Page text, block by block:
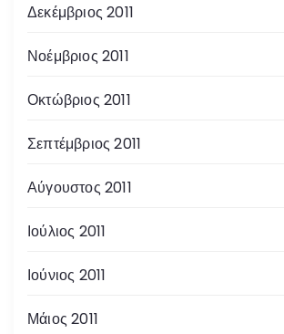
Δεκέμβριος 2011
Νοέμβριος 2011
Οκτώβριος 2011
Σεπτέμβριος 2011
Αύγουστος 2011
Ιούλιος 2011
Ιούνιος 2011
Μάιος 2011